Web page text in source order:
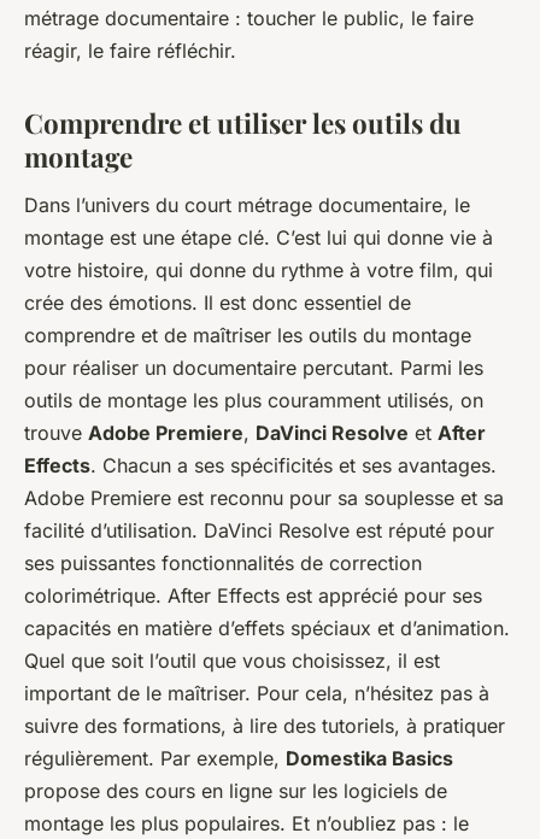
métrage documentaire : toucher le public, le faire
réagir, le faire réfléchir.
Comprendre et utiliser les outils du
montage
Dans l’univers du court métrage documentaire, le
montage est une étape clé. C’est lui qui donne vie à
votre histoire, qui donne du rythme à votre film, qui
crée des émotions. Il est donc essentiel de
comprendre et de maîtriser les outils du montage
pour réaliser un documentaire percutant. Parmi les
outils de montage les plus couramment utilisés, on
trouve Adobe Premiere, DaVinci Resolve et After
Effects. Chacun a ses spécificités et ses avantages.
Adobe Premiere est reconnu pour sa souplesse et sa
facilité d’utilisation. DaVinci Resolve est réputé pour
ses puissantes fonctionnalités de correction
colorimétrique. After Effects est apprécié pour ses
capacités en matière d’effets spéciaux et d’animation.
Quel que soit l’outil que vous choisissez, il est
important de le maîtriser. Pour cela, n’hésitez pas à
suivre des formations, à lire des tutoriels, à pratiquer
régulièrement. Par exemple, Domestika Basics
propose des cours en ligne sur les logiciels de
montage les plus populaires. Et n’oubliez pas : le